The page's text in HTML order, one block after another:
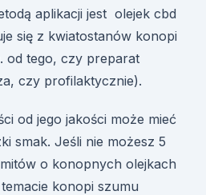
aplikacji jest olejek cbd
się z kwiatostanów konopi
od tego, czy preparat
czy profilaktycznie).
od jego jakości może mieć
smak. Jeśli nie możesz 5
o konopnych olejkach
konopi szumu